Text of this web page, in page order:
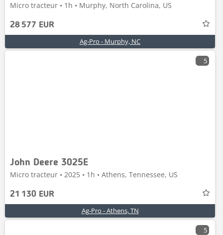
Micro tracteur • 1h • Murphy, North Carolina, US
28 577 EUR
Ag-Pro - Murphy, NC
5
John Deere 3025E
Micro tracteur • 2025 • 1h • Athens, Tennessee, US
21 130 EUR
Ag-Pro - Athens, TN
5